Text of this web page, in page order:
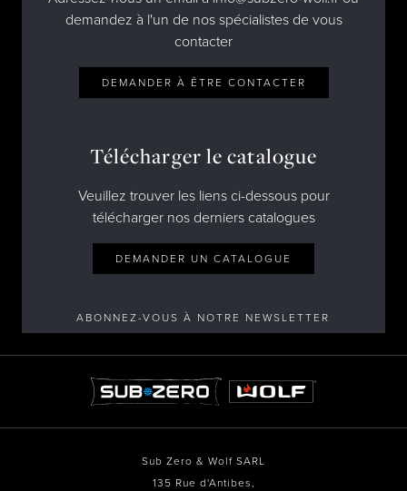
demandez à l'un de nos spécialistes de vous
contacter
DEMANDER À ÊTRE CONTACTER
Télécharger le catalogue
Veuillez trouver les liens ci-dessous pour
télécharger nos derniers catalogues
DEMANDER UN CATALOGUE
ABONNEZ-VOUS À NOTRE NEWSLETTER
Sub Zero & Wolf SARL
135 Rue d'Antibes,